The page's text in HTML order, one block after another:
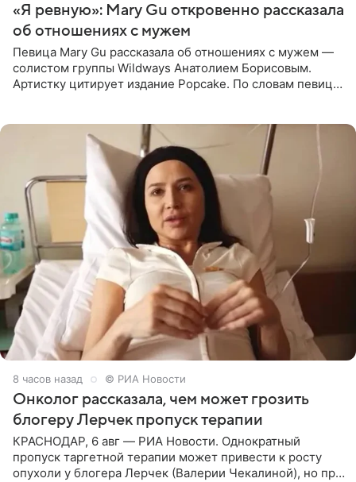
«Я ревную»: Mary Gu откровенно рассказала
об отношениях с мужем
Певица Mary Gu рассказала об отношениях с мужем —
солистом группы Wildways Анатолием Борисовым.
Артистку цитирует издание Popcake. По словам певицы,
8 часов назад © РИА Новости
Онколог рассказала, чем может грозить
блогеру Лерчек пропуск терапии
КРАСНОДАР, 6 авг — РИА Новости. Однократный
пропуск таргетной терапии может привести к росту
опухоли у блогера Лерчек (Валерии Чекалиной), но при